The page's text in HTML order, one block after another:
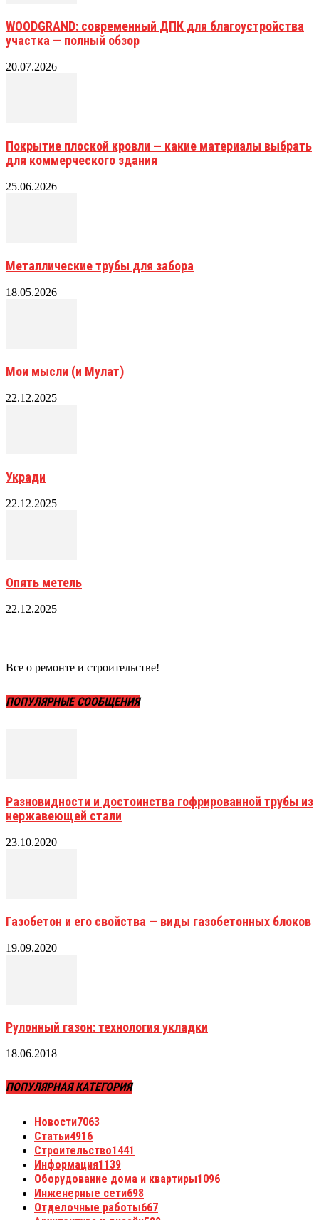
WOODGRAND: современный ДПК для благоустройства
участка — полный обзор
20.07.2026
Покрытие плоской кровли — какие материалы выбрать
для коммерческого здания
25.06.2026
Металлические трубы для забора
18.05.2026
Мои мысли (и Мулат)
22.12.2025
Укради
22.12.2025
Опять метель
22.12.2025
Все о ремонте и строительстве!
ПОПУЛЯРНЫЕ СООБЩЕНИЯ
Разновидности и достоинства гофрированной трубы из
нержавеющей стали
23.10.2020
Газобетон и его свойства — виды газобетонных блоков
19.09.2020
Рулонный газон: технология укладки
18.06.2018
ПОПУЛЯРНАЯ КАТЕГОРИЯ
Новости7063
Статьи4916
Строительство1441
Информация1139
Оборудование дома и квартиры1096
Инженерные сети698
Отделочные работы667